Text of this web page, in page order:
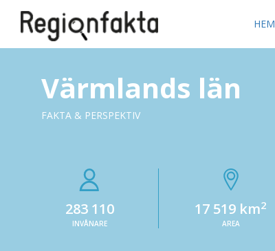
HEM
Värmlands län
FAKTA & PERSPEKTIV
283 110
INVÅNARE
17 519 km2
AREA